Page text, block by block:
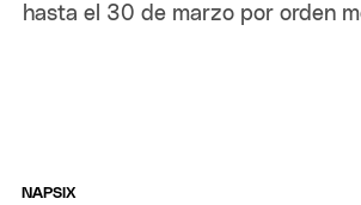
hasta el 30 de marzo por orden
NAPSIX